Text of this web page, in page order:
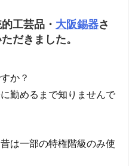
工芸品・ 大阪錫器さ
だきました。
か？
勤めるまで知りませんで
は一部の特権階級のみ使